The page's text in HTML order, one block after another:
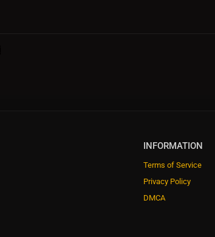
INFORMATION
Terms of Service
Privacy Policy
DMCA